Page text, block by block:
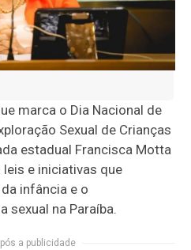
marca o Dia Nacional de
Sexual de Crianças
estadual Francisca Motta
e iniciativas que
infância e o
sexual na Paraíba.
a publicidade